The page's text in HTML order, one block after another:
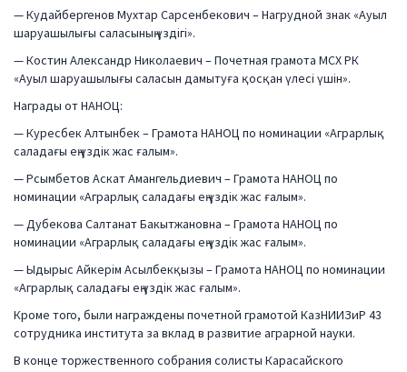
— Кудайбергенов Мухтар Сарсенбекович – Нагрудной знак «Ауыл
шаруашылығы саласының үздігі».
— Костин Александр Николаевич – Почетная грамота МСХ РК
«Ауыл шаруашылығы саласын дамытуға қосқан үлесі үшін».
Награды от НАНОЦ:
— Куресбек Алтынбек – Грамота НАНОЦ по номинации «Аграрлық
саладағы ең үздік жас ғалым».
— Рсымбетов Аскат Амангельдиевич – Грамота НАНОЦ по
номинации «Аграрлық саладағы ең үздік жас ғалым».
— Дубекова Салтанат Бакытжановна – Грамота НАНОЦ по
номинации «Аграрлық саладағы ең үздік жас ғалым».
— Ыдырыс Айкерім Асылбекқызы – Грамота НАНОЦ по номинации
«Аграрлық саладағы ең үздік жас ғалым».
Кроме того, были награждены почетной грамотой КазНИИЗиР 43
сотрудника института за вклад в развитие аграрной науки.
В конце торжественного собрания солисты Карасайского